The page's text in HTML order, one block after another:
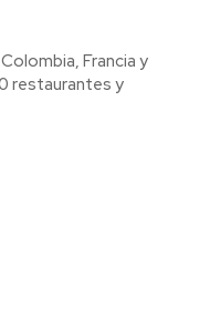
Francia y
restaurantes y